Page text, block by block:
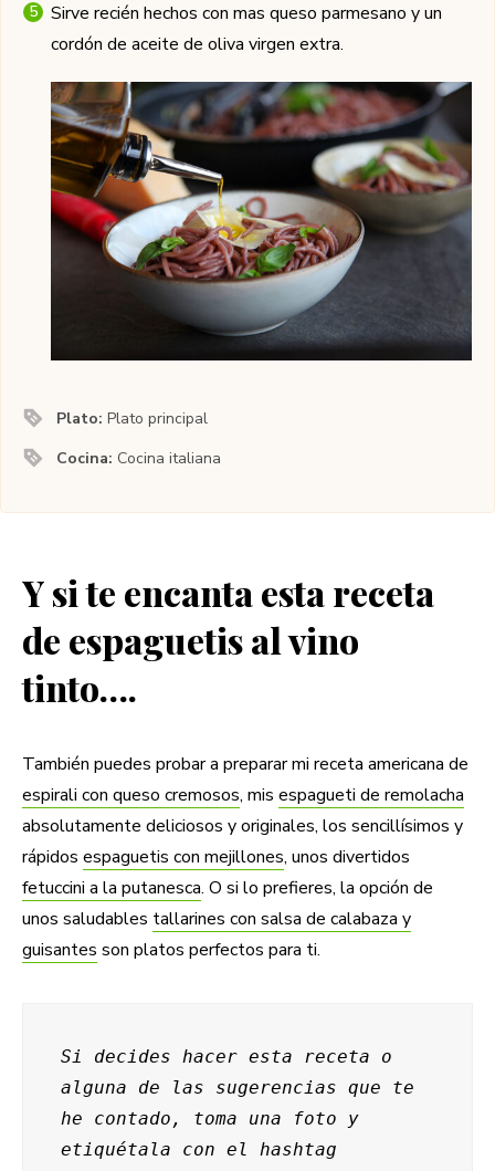
Sirve recién hechos con mas queso parmesano y un
cordón de aceite de oliva virgen extra.
Plato:Plato principal
Cocina: Cocina italiana
Y si te encanta esta receta
de espaguetis al vino
tinto….
También puedes probar a preparar mi receta americana de
espirali con queso cremosos, mis espagueti de remolacha
absolutamente deliciosos y originales, los sencillísimos y
rápidos espaguetis con mejillones, unos divertidos
fetuccini a la putanesca. O si lo prefieres, la opción de
unos saludables tallarines con salsa de calabaza y
guisantes son platos perfectos para ti.
Si decides hacer esta receta o
alguna de las sugerencias que te
he contado, toma una foto y
etiquétala
con el hashtag